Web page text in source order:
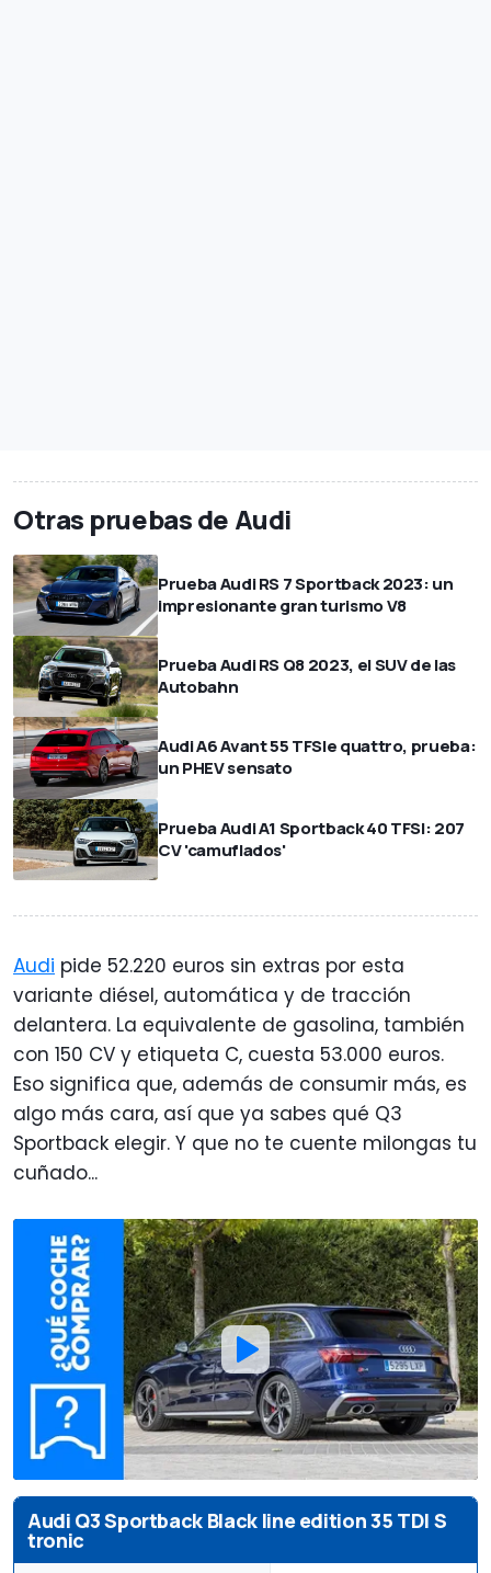
Otras pruebas de Audi
Prueba Audi RS 7 Sportback 2023: un
impresionante gran turismo V8
Prueba Audi RS Q8 2023, el SUV de las
Autobahn
Audi A6 Avant 55 TFSIe quattro, prueba:
un PHEV sensato
Prueba Audi A1 Sportback 40 TFSI: 207
CV 'camuflados'
Audi pide 52.220 euros sin extras por esta
variante diésel, automática y de tracción
delantera. La equivalente de gasolina, también
con 150 CV y etiqueta C, cuesta 53.000 euros.
Eso significa que, además de consumir más, es
algo más cara, así que ya sabes qué Q3
Sportback elegir. Y que no te cuente milongas tu
cuñado...
Audi Q3 Sportback Black line edition 35 TDI S
tronic